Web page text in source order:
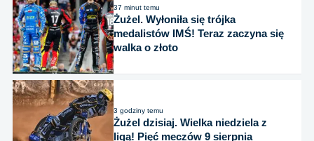
37 minut temu
Żużel. Wyłoniła się trójka
medalistów IMŚ! Teraz zaczyna się
walka o złoto
3 godziny temu
Żużel dzisiaj. Wielka niedziela z
ligą! Pięć meczów 9 sierpnia